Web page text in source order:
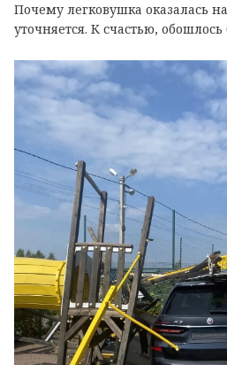
Почему легковушка оказалась
уточняется. К счастью,